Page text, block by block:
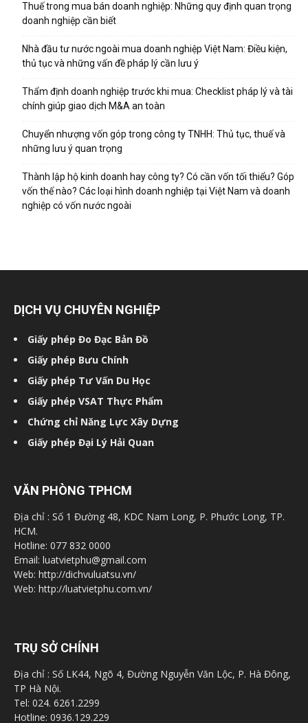
Thuế trong mua bán doanh nghiệp: Những quy định quan trọng
doanh nghiệp cần biết
Nhà đầu tư nước ngoài mua doanh nghiệp Việt Nam: Điều kiện,
thủ tục và những vấn đề pháp lý cần lưu ý
Thẩm định doanh nghiệp trước khi mua: Checklist pháp lý và tài
chính giúp giao dịch M&A an toàn
Chuyển nhượng vốn góp trong công ty TNHH: Thủ tục, thuế và
những lưu ý quan trọng
Thành lập hộ kinh doanh hay công ty? Có cần vốn tối thiểu? Góp
vốn thế nào? Các loại hình doanh nghiệp tại Việt Nam và doanh
nghiệp có vốn nước ngoài
DỊCH VỤ CHUYÊN NGHIỆP
Giấy phép Đo Đạc Bản Đồ
Giấy phép Bưu Chính
Giấy phép Tư Vấn Du Học
Giấy phép VSAT Thực Phẩm
Chứng chỉ Năng Lực Xây Dựng
Giấy phép Đại Lý Hải Quan
VĂN PHÒNG TPHCM
Địa chỉ : Số 1 Đường 48, KDC Nam Long, P. Phước Long, TP.
HCM.
Hotline: 077 832 0000
Email: luatvietphu@gmail.com
Web: http://dichvuluatsu.vn/
Web: http://luatvietphu.com.vn/
TRỤ SỞ CHÍNH
Địa chỉ : Số LK44, Ngõ 4, Đường Nguyễn Văn Lộc, P. Hà Đông,
TP Hà Nội.
Tel: 024. 6261.2299
Hotline: 0936.129.229